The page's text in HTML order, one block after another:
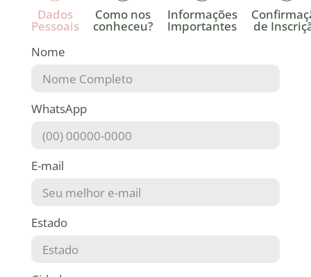
Dados
Pessoais
Como nos
conheceu?
Informações
Importantes
de
Nome
WhatsApp
E-mail
Estado